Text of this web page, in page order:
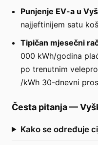
Punjenje EV-a u
najjeftinijem satu
Tipičan mjesečni
000 kWh/godina
po trenutnim
/kWh 30-dnevni
Česta pitanja—
Kako se određuje